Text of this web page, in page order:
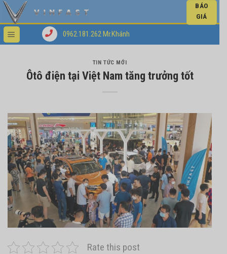
BÁO
GIÁ
0962.181.262 Mr.Khánh
TIN TỨC MỚI
Ôtô điện tại Việt Nam tăng trưởng tốt
Rate this post